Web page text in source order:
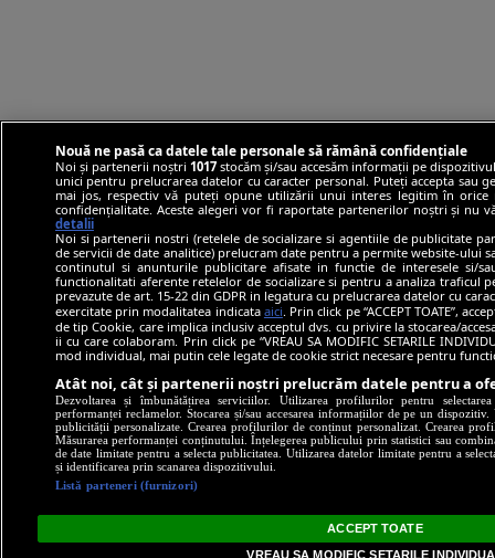
Nouă ne pasă ca datele tale personale să rămână confidențiale
Noi și partenerii noștri 1017stocăm și/sau accesăm informații pe
unici pentru prelucrarea datelor cu caracter personal. Puteți accepta sau
mai jos, respectiv vă puteți opune utilizării unui interes legitim în
confidențialitate. Aceste alegeri vor fi raportate partenerilor noștri și nu
detalii
Noi si partenerii nostri (retelele de socializare si agentiile de publicitate
de servicii de date analitice) prelucram date pentru a permite website-ului
continutul si anunturile publicitare afisate in functie de interesele si/
functionalitati aferente retelelor de socializare si pentru a analiza traficul
prevazute de art. 15-22 din GDPR in legatura cu prelucrarea datelor cu
exercitate prin modalitatea indicata aici . Prin click pe “ACCEPT TOATE”,
de tip Cookie, care implica inclusiv acceptul dvs. cu privire la stocarea/
ii cu care colaboram. Prin click pe “VREAU SA MODIFIC SETARILE
mod individual, mai putin cele legate de cookie strict necesare pentru
Atât noi, cât și partenerii noștri prelucrăm datele pentru a
Dezvoltarea și îmbunătățirea serviciilor. Utilizarea profilurilor pentru
performanței reclamelor. Stocarea și/sau accesarea informațiilor de pe un
publicității personalizate. Crearea profilurilor de conținut personalizat. Crearea
Măsurarea performanței conținutului. Înțelegerea publicului prin statistici sau
de date limitate pentru a selecta publicitatea. Utilizarea datelor limitate pentru a
și identificarea prin scanarea dispozitivului.
Listă parteneri (furnizori)
ACCEPT TOATE
VREAU SA MODIFIC SETARILE